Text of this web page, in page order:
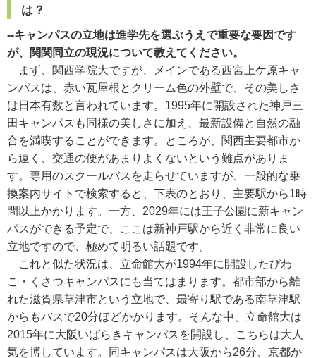
は？
--キャンパスの立地は進学先を選ぶうえで重要な要因です
が、関関同立の現況について教えてください。
まず、関西学院大ですが、メインである西宮上ケ原キャ
ンパスは、赤い瓦屋根とクリーム色の外壁で、その美しさ
は日本有数と言われています。1995年に開設された神戸三
田キャンパスも同様の美しさに加え、最新設備と自然の融
合を満喫することができます。ところが、関西主要都市か
ら遠く、交通の便があまりよくないという難点がありま
す。専用のスクールバスを走らせていますが、一般的な乗
換案内サイトで検索すると、下表のとおり、主要駅から1時
間以上かかります。一方、2029年には王子公園に新キャン
パスができる予定で、ここは新神戸駅から近く非常に良い
立地ですので、極めて明るい話題です。
これと似た状況は、立命館大が1994年に開設したびわ
こ・くさつキャンパスにも当てはまります。都市部から離
れた滋賀県草津市という立地で、最寄り駅である南草津駅
からもバスで20分ほどかかります。そんな中、立命館大は
2015年に大阪いばらきキャンパスを開設し、こちらは大人
気を博しています。同キャンパスは大阪から26分、京都か